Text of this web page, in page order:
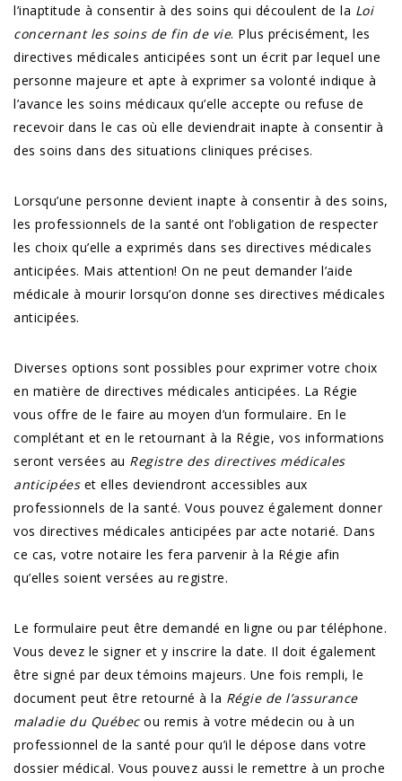
l’inaptitude à consentir à des soins qui découlent de la Loi
concernant les soins de fin de vie. Plus précisément, les
directives médicales anticipées sont un écrit par lequel une
personne majeure et apte à exprimer sa volonté indique à
l’avance les soins médicaux qu’elle accepte ou refuse de
recevoir dans le cas où elle deviendrait inapte à consentir à
des soins dans des situations cliniques précises.
Lorsqu’une personne devient inapte à consentir à des soins,
les professionnels de la santé ont l’obligation de respecter
les choix qu’elle a exprimés dans ses directives médicales
anticipées. Mais attention! On ne peut demander l’aide
médicale à mourir lorsqu’on donne ses directives médicales
anticipées.
Diverses options sont possibles pour exprimer votre choix
en matière de directives médicales anticipées. La Régie
vous offre de le faire au moyen d’un formulaire. En le
complétant et en le retournant à la Régie, vos informations
seront versées au Registre des directives médicales
anticipéeset elles deviendront accessibles aux
professionnels de la santé. Vous pouvez également donner
vos directives médicales anticipées par acte notarié. Dans
ce cas, votre notaire les fera parvenir à la Régie afin
qu’elles soient versées au registre.
Le formulaire peut être demandé en ligne ou par téléphone.
Vous devez le signer et y inscrire la date. Il doit également
être signé par deux témoins majeurs. Une fois rempli, le
document peut être retourné à la Régie de l’assurance
maladie du Québecou remis à votre médecin ou à un
professionnel de la santé pour qu’il le dépose dans votre
dossier médical. Vous pouvez aussi le remettre à un proche